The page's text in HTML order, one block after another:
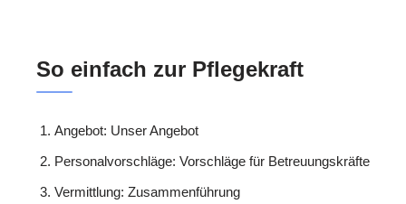
So einfach zur Pflegekraft
Angebot: Unser Angebot
Personalvorschläge: Vorschläge für Betreuungskräfte
Vermittlung: Zusammenführung